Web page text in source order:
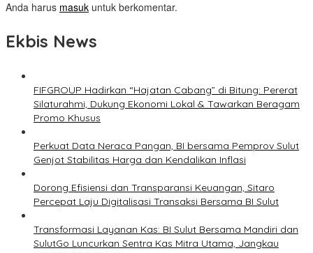
Anda harus masuk untuk berkomentar.
Ekbis News
FIFGROUP Hadirkan “Hajatan Cabang” di Bitung: Pererat
Silaturahmi, Dukung Ekonomi Lokal & Tawarkan Beragam
Promo Khusus
Perkuat Data Neraca Pangan, BI bersama Pemprov Sulut
Genjot Stabilitas Harga dan Kendalikan Inflasi
Dorong Efisiensi dan Transparansi Keuangan, Sitaro
Percepat Laju Digitalisasi Transaksi Bersama BI Sulut
Transformasi Layanan Kas: BI Sulut Bersama Mandiri dan
SulutGo Luncurkan Sentra Kas Mitra Utama, Jangkau